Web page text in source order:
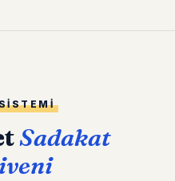
Sadakat